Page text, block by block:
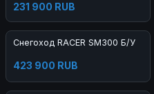
231 900 RUB
Снегоход RACER SM300 Б/У
423 900 RUB